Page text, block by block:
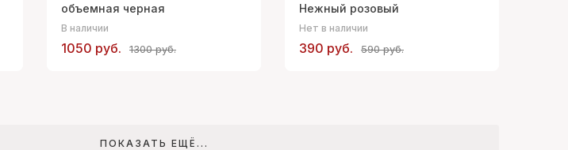
объемная черная
В наличии
1050 руб. 1300 руб.
Нежный розовый
Нет в наличии
390 руб. 590 руб.
ПОКАЗАТЬ ЕЩЁ...